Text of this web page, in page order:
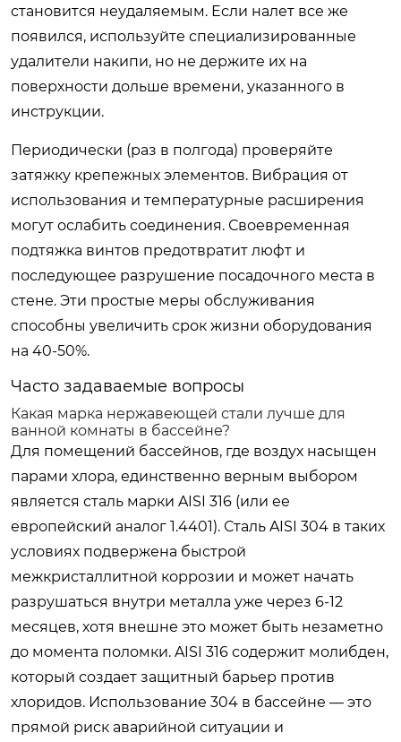
становится неудаляемым. Если налет все же
появился, используйте специализированные
удалители накипи, но не держите их на
поверхности дольше времени, указанного в
инструкции.
Периодически (раз в полгода) проверяйте
затяжку крепежных элементов. Вибрация от
использования и температурные расширения
могут ослабить соединения. Своевременная
подтяжка винтов предотвратит люфт и
последующее разрушение посадочного места в
стене. Эти простые меры обслуживания
способны увеличить срок жизни оборудования
на 40-50%.
Часто задаваемые вопросы
Какая марка нержавеющей стали лучше для
ванной комнаты в бассейне?
Для помещений бассейнов, где воздух насыщен
парами хлора, единственно верным выбором
является сталь марки AISI 316 (или ее
европейский аналог 1.4401). Сталь AISI 304 в таких
условиях подвержена быстрой
межкристаллитной коррозии и может начать
разрушаться внутри металла уже через 6-12
месяцев, хотя внешне это может быть незаметно
до момента поломки. AISI 316 содержит молибден,
который создает защитный барьер против
хлоридов. Использование 304 в бассейне — это
прямой риск аварийной ситуации и